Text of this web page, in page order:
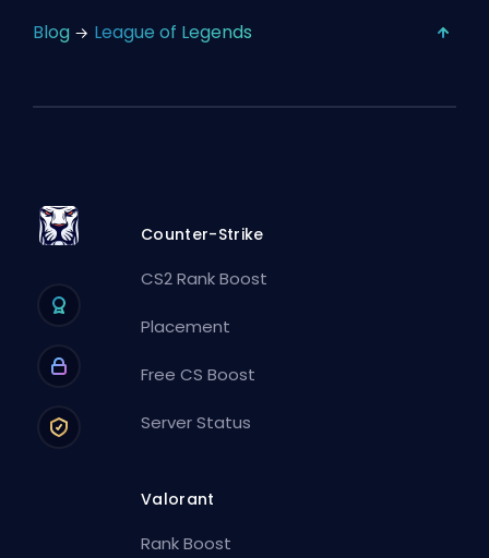
Blog League of Legends
Counter-Strike
CS2 Rank Boost
Placement
Free CS Boost
Server Status
Valorant
Rank Boost